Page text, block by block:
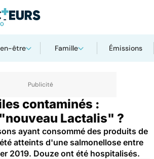
être Famille Émissions
contaminés :
Lactalis" ?
ayant consommé des produits de
atteints d'une salmonellose entre
2019. Douze ont été hospitalisés.